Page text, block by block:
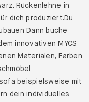
Rückenlehne in
dich produziert.Du
Dann buche
innovativen MYCS
Materialen, Farben
beispielsweise mit
dein individuelles